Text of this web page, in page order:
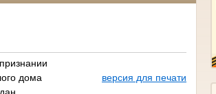
дома
версия для печати